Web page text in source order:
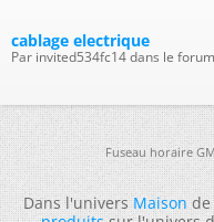
cablage electrique
Par invited534fc14 dans le
Fuseau horaire
Dans l'universMaisonde